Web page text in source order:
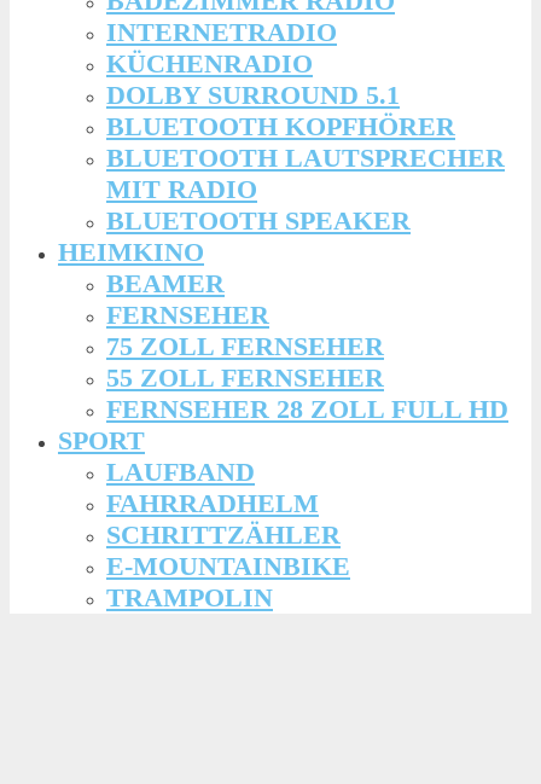
INTERNETRADIO
KÜCHENRADIO
DOLBY SURROUND 5.1
BLUETOOTH KOPFHÖRER
BLUETOOTH LAUTSPRECHER
MIT RADIO
BLUETOOTH SPEAKER
HEIMKINO
BEAMER
FERNSEHER
75 ZOLL FERNSEHER
55 ZOLL FERNSEHER
FERNSEHER 28 ZOLL FULL HD
SPORT
LAUFBAND
FAHRRADHELM
SCHRITTZÄHLER
E-MOUNTAINBIKE
TRAMPOLIN